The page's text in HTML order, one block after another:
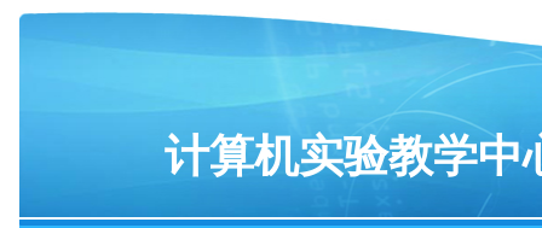
计算机实验教学中